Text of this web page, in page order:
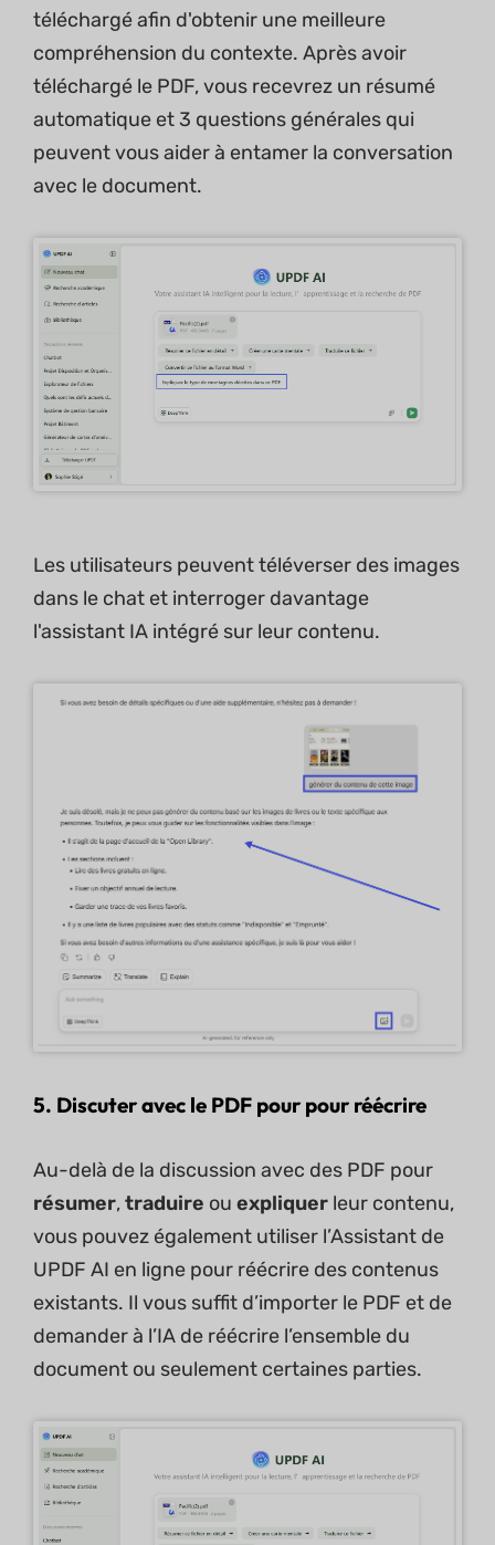
téléchargé afin d'obtenir une meilleure
compréhension du contexte. Après avoir
téléchargé le PDF, vous recevrez un résumé
automatique et 3 questions générales qui
peuvent vous aider à entamer la conversation
avec le document.
Les utilisateurs peuvent téléverser des images
dans le chat et interroger davantage
l'assistant IA intégré sur leur contenu.
5. Discuter avec le PDF pour pour réécrire
Au-delà de la discussion avec des PDF pour
résumer,traduire ou expliquer leur contenu,
vous pouvez également utiliser l’Assistant de
UPDF AI en ligne pour réécrire des contenus
existants. Il vous suffit d’importer le PDF et de
demander à l’IA de réécrire l’ensemble du
document ou seulement certaines parties.